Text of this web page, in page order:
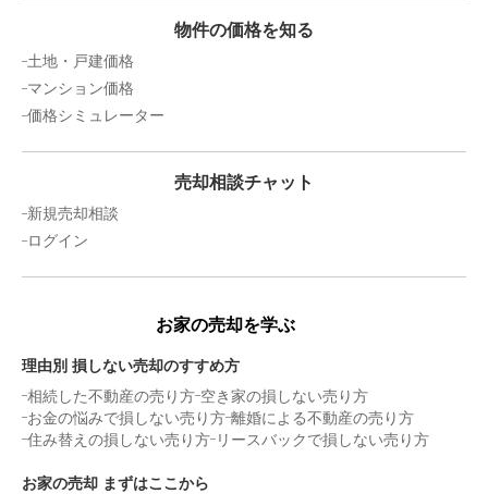
万円
エンゼルハイム町屋
階数:
万円
リーベパトリー竹ノ塚
1,300万円
グリーンパーク第8綾瀬
階数:1階
物件の価格を知る
土地・戸建価格
マンション価格
価格シミュレーター
売却相談チャット
新規売却相談
ログイン
お家の売却を学ぶ
理由別 損しない売却のすすめ方
相続した不動産の売り方 空き家の損しない売り方
お金の悩みで損しない売り方 離婚による不動産の売り方
住み替えの損しない売り方 リースバックで損しない売り方
お家の売却 まずはここから